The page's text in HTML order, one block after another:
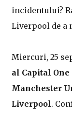
incidentului?
Liverpool de a
Miercuri, 25
al Capital One
Manchester
Liverpool.